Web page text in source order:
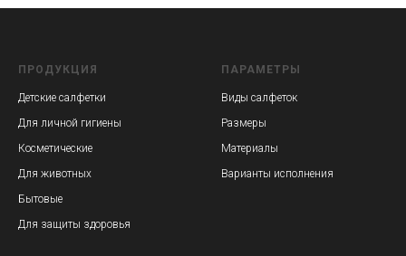
ПРОДУКЦИЯ
Детские салфетки
Для личной гигиены
Косметические
Для животных
Бытовые
Для защиты здоровья
ПАРАМЕТРЫ
Виды салфеток
Размеры
Материалы
Варианты исполнения